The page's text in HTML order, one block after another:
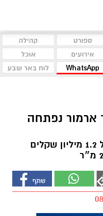
ספורט
קהילה
אירועים
אוכל
WhatsApp לוח באר שבע
נפתחה
החנות נפתחה בהשקעה של 1.2 מיליון שקלים